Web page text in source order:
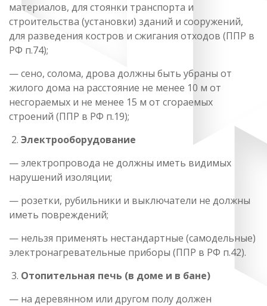
материалов, для стоянки транспорта и
строительства (установки) зданий и сооружений,
для разведения костров и сжигания отходов (ППР в
РФ п.74);
— сено, солома, дрова должны быть убраны от
жилого дома на расстояние не менее 10 м от
несгораемых и не менее 15 м от сгораемых
строений (ППР в РФ п.19);
Электрооборудование
— электропровода не должны иметь видимых
нарушений изоляции;
— розетки, рубильники и выключатели не должны
иметь повреждений;
— нельзя применять нестандартные (самодельные)
электронагревательные приборы (ППР в РФ п.42).
Отопительная печь (в доме и в бане)
— на деревянном или другом полу должен